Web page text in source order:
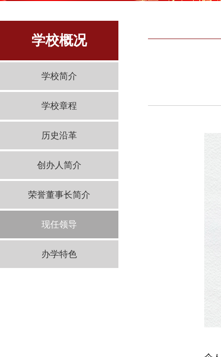
学校概况
学校简介
学校章程
历史沿革
创办人简介
荣誉董事长简介
现任领导
办学特色